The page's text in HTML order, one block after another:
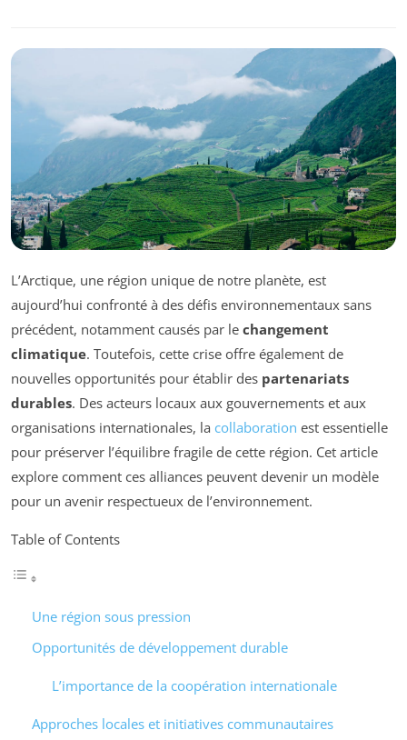
L’Arctique, une région unique de notre planète, est
aujourd’hui confronté à des défis environnementaux sans
précédent, notamment causés par le changement
climatique. Toutefois, cette crise offre également de
nouvelles opportunités pour établir des partenariats
durables. Des acteurs locaux aux gouvernements et aux
organisations internationales, la collaboration est essentielle
pour préserver l’équilibre fragile de cette région. Cet article
explore comment ces alliances peuvent devenir un modèle
pour un avenir respectueux de l’environnement.
Table of Contents
Une région sous pression
Opportunités de développement durable
L’importance de la coopération internationale
Approches locales et initiatives communautaires